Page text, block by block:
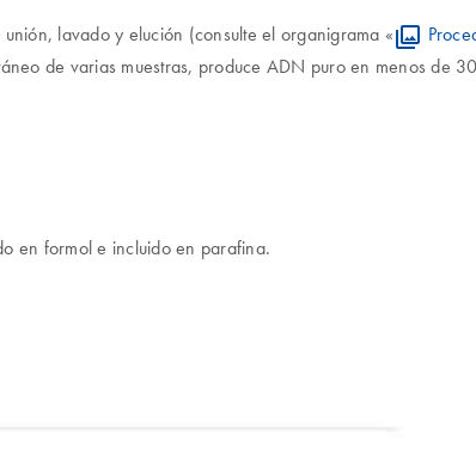
lavado y elución (consulte el organigrama «
de varias muestras, produce ADN puro en menos de
en formol e incluido en parafina.